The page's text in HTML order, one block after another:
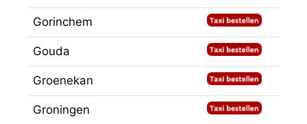
Gorinchem
Gouda
Groenekan
Groningen